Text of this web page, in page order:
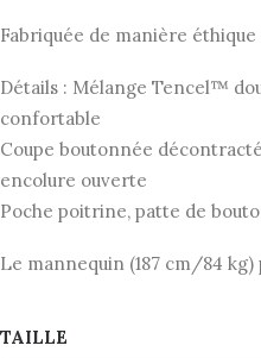
Fabriquée de manière
Détails : Mélange Tencel™
confortable
Coupe boutonnée
encolure ouverte
Poche poitrine, patte de
Le mannequin (187 cm/84
TAILLE